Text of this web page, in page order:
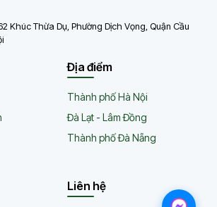
Khúc Thừa Dụ, Phường Dịch Vọng, Quận Cầu
Địa điểm
Thành phố Hà Nội
Đà Lạt - Lâm Đồng
Thành phố Đà Nẵng
Liên hệ